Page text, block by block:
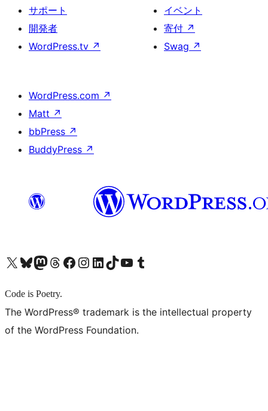
サポート
開発者
WordPress.tv ↗
イベント
寄付 ↗
Swag ↗
WordPress.com ↗
Matt ↗
bbPress ↗
BuddyPress ↗
X (旧 Twitter) アカウントへBluesky アカウントへMastodon アカウントへThreads アカウントへ Facebook ページへInstagram アカウントへ LinkedIn アカウントへTikTok アカウントへYouTube チャンネルへ Tumblr アカウントへ
Code is Poetry.
The WordPress® trademark is the intellectual property
of the WordPress Foundation.